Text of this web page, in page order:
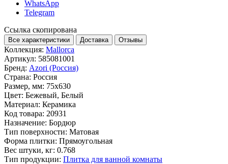
WhatsApp
Telegram
Ссылка скопирована
Все характеристики Доставка Отзывы
Коллекция: Mallorca
Артикул: 585081001
Бренд: Azori (Россия)
Страна: Россия
Размер, мм: 75x630
Цвет: Бежевый, Белый
Материал: Керамика
Код товара: 20931
Назначение: Бордюр
Тип поверхности: Матовая
Форма плитки: Прямоугольная
Вес штуки, кг: 0.768
Тип продукции: Плитка для ванной комнаты